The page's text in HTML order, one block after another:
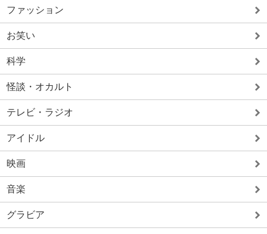
ファッション
お笑い
科学
怪談・オカルト
テレビ・ラジオ
アイドル
映画
音楽
グラビア